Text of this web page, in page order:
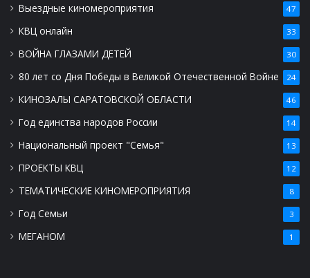
Выездные киномероприятия 47
КВЦ онлайн 33
ВОЙНА ГЛАЗАМИ ДЕТЕЙ 30
80 лет со Дня Победы в Великой Отечественной Войне 24
КИНОЗАЛЫ САРАТОВСКОЙ ОБЛАСТИ 46
Год единства народов России 14
Национальный проект "Семья" 13
ПРОЕКТЫ КВЦ 12
ТЕМАТИЧЕСКИЕ КИНОМЕРОПРИЯТИЯ 8
Год Семьи 3
МЕГАНОМ 1